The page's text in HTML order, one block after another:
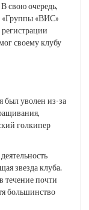
свою очередь,
«Группы «ВИС»
своему клубу
был уволен из-за
голкипер
звезда клуба.
течение почти
большинство